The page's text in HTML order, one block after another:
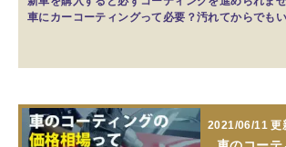
車にカーコーティングって必要？汚れてからでも
2021/06/11 更